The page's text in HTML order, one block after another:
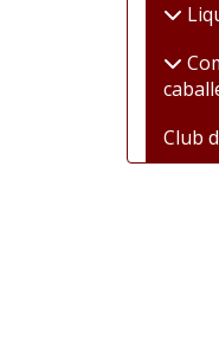
Club